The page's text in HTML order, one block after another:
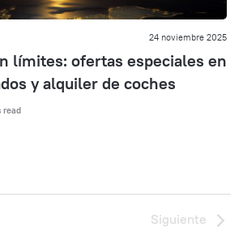
24 noviembre 2025
límites: ofertas especiales en
y alquiler de coches
read
Siguiente